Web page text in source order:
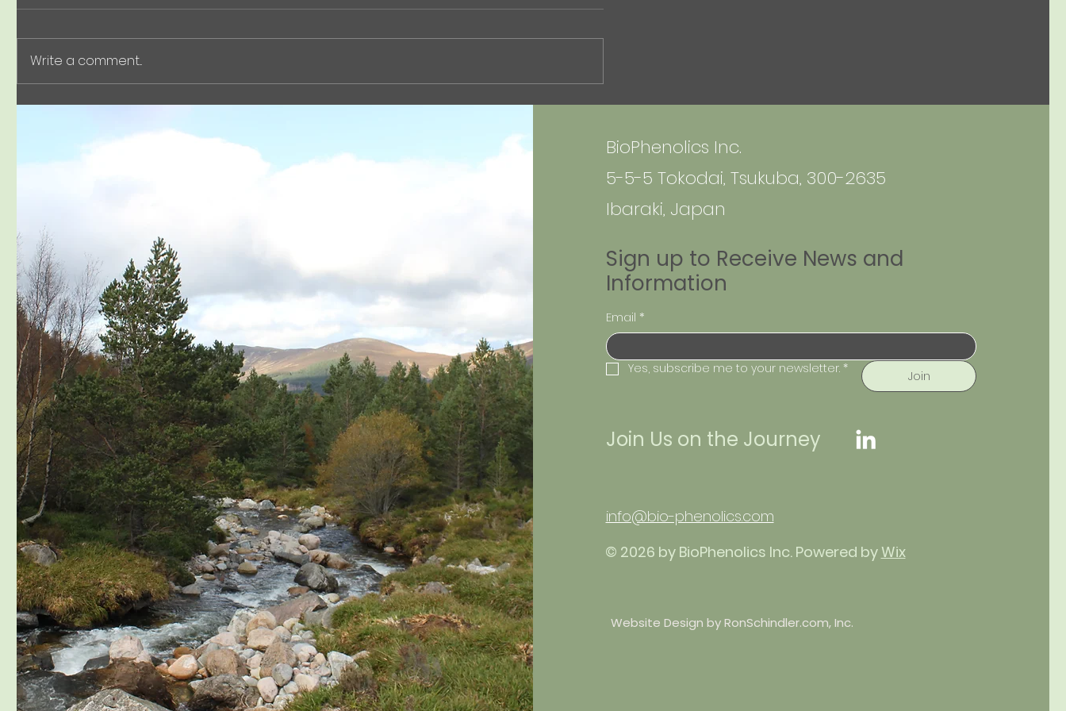
Tokyo 2026! (Booth C812)
Nikkan Kogyo Shimbun (April
BioPhenolics Inc. has been
our efforts to commercialize
petroleum-free aromati
いて(記事）
現在の中東紛争とホルムズ海峡情
依存や、芳香族化学品サプライチ
ェーンの脆弱性などについて触れ
ています。
https://note.com/biophenolics
Write a comment...
BioPhenolics Inc.
5-5-5 Tokodai, Tsukuba, 300-2635
Ibaraki, Japan
Sign up to Receive News and
Information
Email *
Yes, subscribe me to your newsletter. * Join
Join Us on the Journey
info@bio-phenolics.com
© 2026 by BioPhenolics Inc. Powered by Wix
Website Design by RonSchindler.com, Inc.